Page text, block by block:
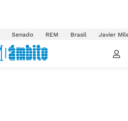
Senado REM Brasil Javier